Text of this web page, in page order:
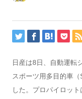
日産は8日、自動運転
スポーツ用多目的車
した。プロパイロッ